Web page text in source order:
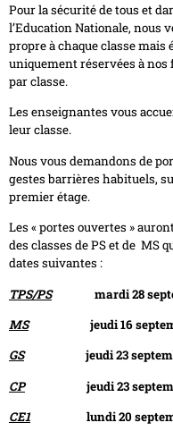
Pour la sécurité de tous et
l’Education Nationale, nous
propre à chaque classe mais
uniquement réservées à
par classe.
Les enseignantes vous
leur classe.
Nous vous demandons de
gestes barrières habituels,
premier étage.
Les « portes ouvertes »
des classes de PS et de MS
dates suivantes :
TPS/PSmardi 28
MSjeudi 16 septembre
GSjeudi 23 septembre
CPjeudi 23 septembre
CE1
lundi 20